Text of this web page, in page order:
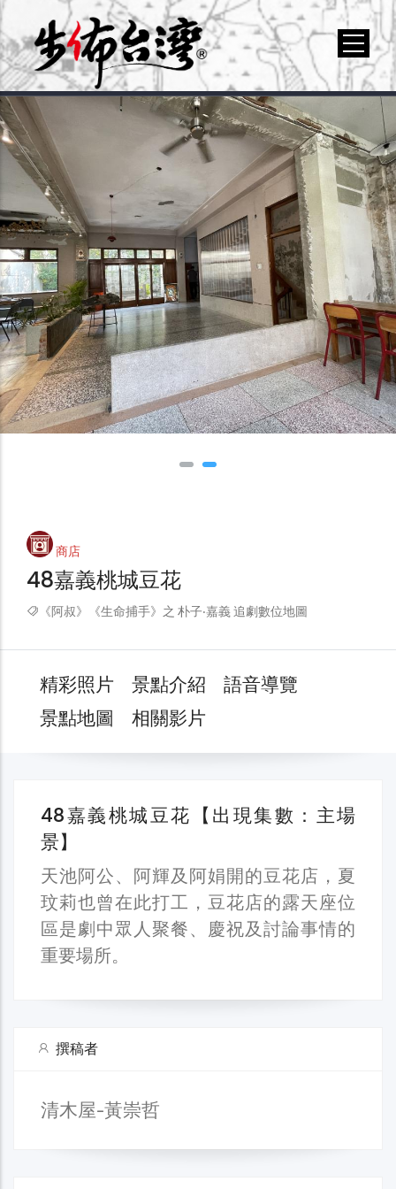
商店
48嘉義桃城豆花
《阿叔》《生命捕手》之 朴子‧嘉義 追劇數位地圖
精彩照片 景點介紹
語音導覽
景點地圖
相關影片
48嘉義桃城豆花【出現集數：主場
景】
天池阿公、阿輝及阿娟開的豆花店，夏
玟莉也曾在此打工，豆花店的露天座位
區是劇中眾人聚餐、慶祝及討論事情的
重要場所。
撰稿者
清木屋-黃崇哲